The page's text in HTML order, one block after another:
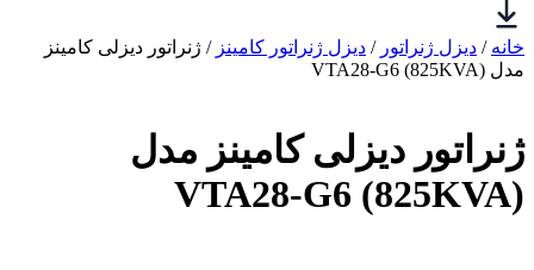
خانه / دیزل ژنراتور / دیزل ژنراتور کامینز / ژنراتور دیزلی کامینز
مدل VTA28-G6 (825KVA)
ژنراتور دیزلی کامینز مدل
VTA28-G6 (825KVA)